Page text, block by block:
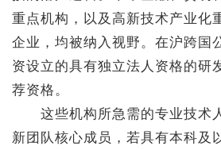
重点机构，以及高新技术产业化
企业，均被纳入视野。在沪跨国
资设立的具有独立法人资格的研
荐资格。
这些机构所急需的专业技术
新团队核心成员，若具有本科及